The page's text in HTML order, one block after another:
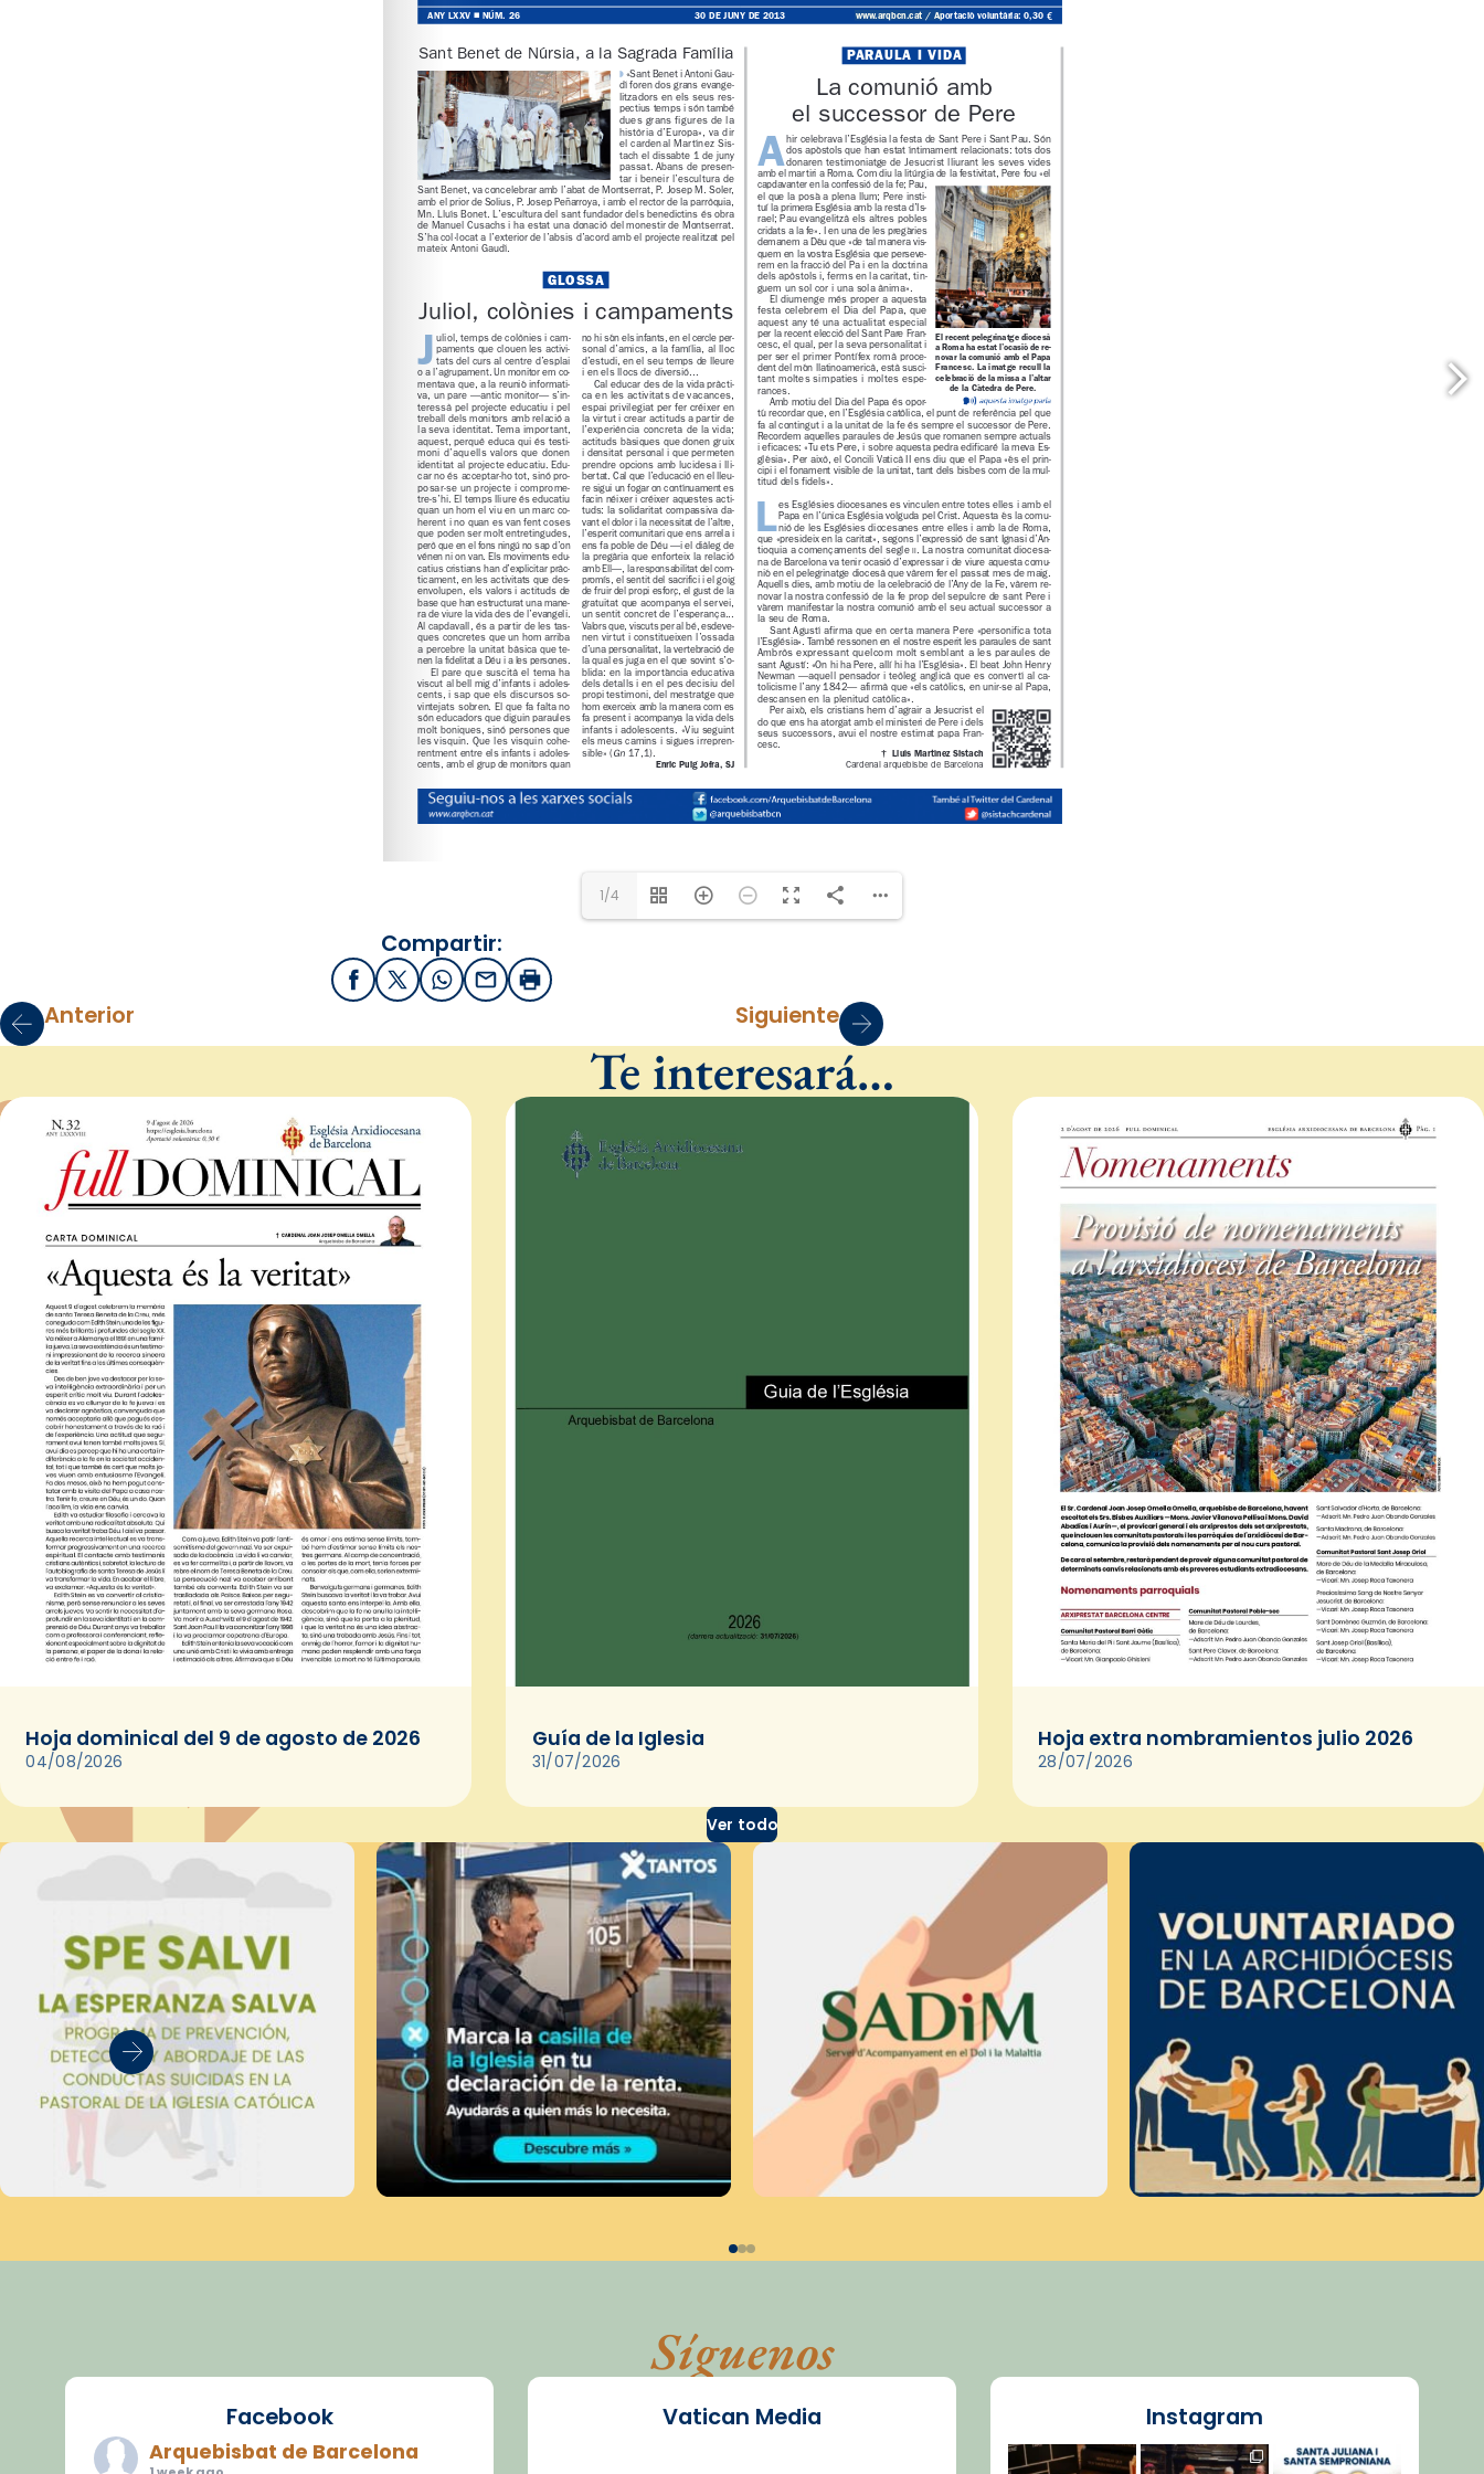
www.arqbcn.cat / Aportació voluntària: 0,30
1/4
Compartir:
FacebookX / Twitter
WhatsApp
EmailImprimir
Anterior Siguiente
Te interesará…
Hoja dominical del 9 de agosto de 2026
04/08/2026
Guía de la Iglesia
31/07/2026
Hoja extra nombramientos julio 2026
28/07/2026
Ver todo
Síguenos
Facebook
Arquebisbat de Barcelona
Vatican Media Instagram